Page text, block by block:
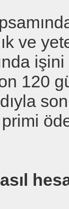
ve
120